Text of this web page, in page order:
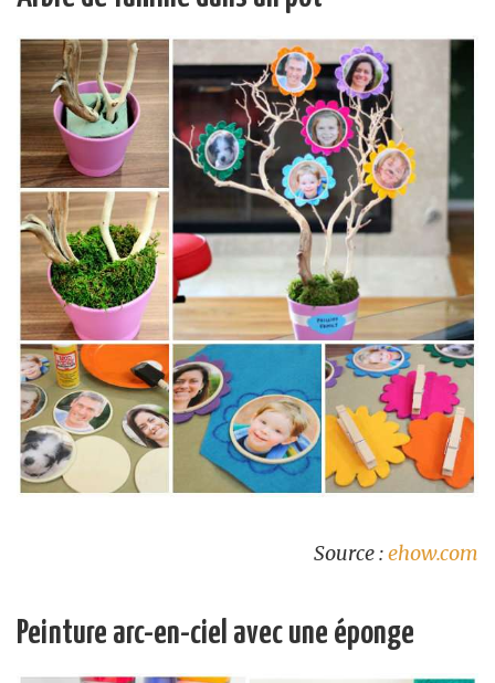
Source :ehow.com
Peinture arc-en-ciel avec une éponge